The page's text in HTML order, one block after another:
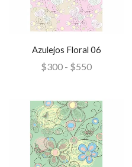
Azulejos Floral 06
$300 - $550